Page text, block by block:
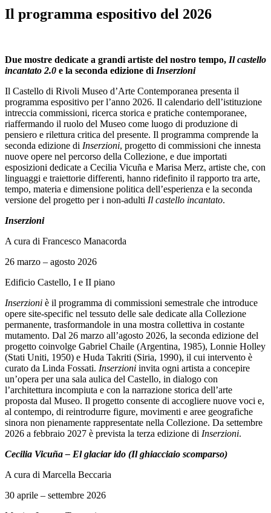
Eventi
Cosmo
Digitale
Accessibilità
Educazione
Educazione
News
Dipartimento
Educazione
Formazione
e
Ricerca
Famiglie
Scuole
Progetto
Summer
School
Progetti
Speciali
Storia
Sedi
Tutte
le
sedi
Edificio
Castello
Manica
Lunga
Villa
Cerruti
Cosmo
Digitale
Biglietti
Chi
Area
Il programma espositivo del 2026
Due mostre dedicate a grandi artiste del nostro tempo, Il castello
incantato 2.0 e la seconda edizione diInserzioni
Il Castello di Rivoli Museo d’Arte Contemporanea presenta il
programma espositivo per l’anno 2026. Il calendario dell’istituzione
intreccia commissioni, ricerca storica e pratiche contemporanee,
riaffermando il ruolo del Museo come luogo di produzione di
pensiero e rilettura critica del presente. Il programma comprende la
seconda edizione di Inserzioni, progetto di commissioni che innesta
nuove opere nel percorso della Collezione, e due importati
esposizioni dedicate a Cecilia Vicuña e Marisa Merz, artiste che, con
linguaggi e traiettorie differenti, hanno ridefinito il rapporto tra arte,
tempo, materia e dimensione politica dell’esperienza e la seconda
versione del progetto per i non-adulti Il castello incantato.
Inserzioni
A cura di Francesco Manacorda
26 marzo – agosto 2026
Edificio Castello, I e II piano
Inserzioni è il programma di commissioni semestrale che introduce
opere site-specific nel tessuto delle sale dedicate alla Collezione
permanente, trasformandole in una mostra collettiva in costante
mutamento. Dal 26 marzo all’agosto 2026, la seconda edizione del
progetto coinvolge Gabriel Chaile (Argentina, 1985), Lonnie Holley
(Stati Uniti, 1950) e Huda Takriti (Siria, 1990), il cui intervento è
curato da Linda Fossati. Inserzioni invita ogni artista a concepire
un’opera per una sala aulica del Castello, in dialogo con
l’architettura incompiuta e con la narrazione storica dell’arte
proposta dal Museo. Il progetto consente di accogliere nuove voci e,
al contempo, di reintrodurre figure, movimenti e aree geografiche
sinora non pienamente rappresentate nella Collezione. Da settembre
2026 a febbraio 2027 è prevista la terza edizione di Inserzioni.
Cecilia Vicuña – El glaciar ido (Il ghiacciaio scomparso)
A cura di Marcella Beccaria
30 aprile – settembre 2026